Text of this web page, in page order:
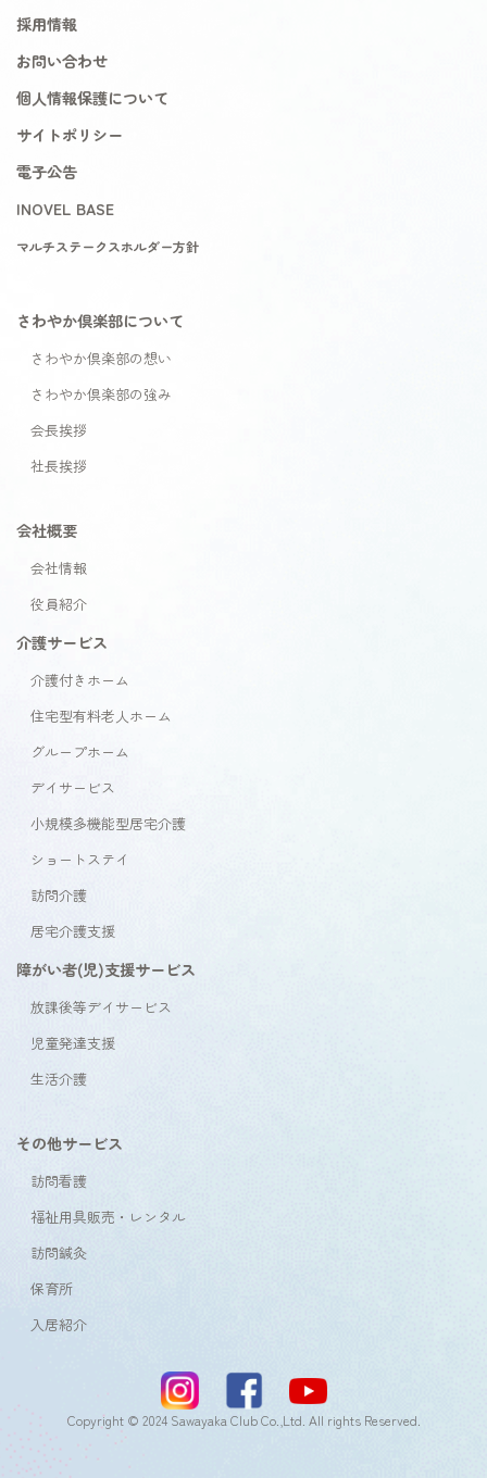
採用情報
お問い合わせ
個人情報保護について
サイトポリシー
電子公告
INOVEL BASE
マルチステークスホルダー方針
さわやか倶楽部について
さわやか倶楽部の想い
さわやか倶楽部の強み
会長挨拶
社長挨拶
会社概要
会社情報
役員紹介
介護サービス
介護付きホーム
住宅型有料老人ホーム
グループホーム
デイサービス
小規模多機能型居宅介護
ショートステイ
訪問介護
居宅介護支援
障がい者(児)支援サービス
放課後等デイサービス
児童発達支援
生活介護
その他サービス
訪問看護
福祉用具販売・レンタル
訪問鍼灸
保育所
入居紹介
Copyright © 2024 Sawayaka Club Co.,Ltd. All rights Reserved.